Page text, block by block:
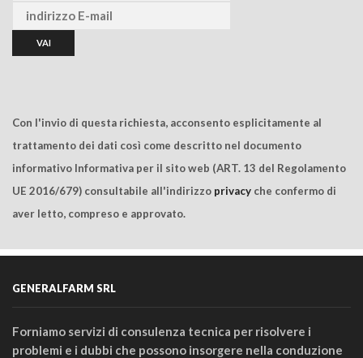
Con l'invio di questa richiesta, acconsento esplicitamente al
trattamento dei dati così come descritto nel documento
informativo Informativa per il sito web (ART. 13 del Regolamento
UE 2016/679) consultabile all'indirizzo privacy che confermo di
aver letto, compreso e approvato.
GENERALFARM SRL
Forniamo servizi di consulenza tecnica per risolvere i
problemi e i dubbi che possono insorgere nella conduzione